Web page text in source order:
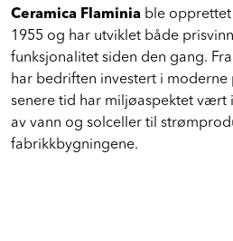
Ceramica Flaminia ble
1955 og har utviklet både
funksjonalitet siden den gang.
har bedriften investert i moderne
senere tid har miljøaspektet vært
av vann og solceller til
fabrikkbygningene.